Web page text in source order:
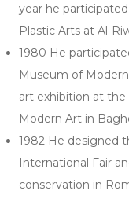
year he
Plastic Arts at Al-
1980 He
Museum of
art exhibition at
Modern Art in
1982 He designed
International Fair
conservation in